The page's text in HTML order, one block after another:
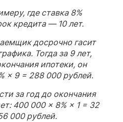
где ставка 8%
кредита — 10 лет.
досрочно гасит
Тогда за 9 лет,
ипотеки, он
× 9 = 288 000 рублей.
за год до окончания
400 000 × 8% × 1 = 32
000 рублей.